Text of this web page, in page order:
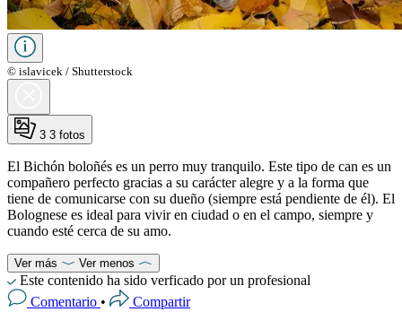
© islavicek / Shutterstock
3 3 fotos
El Bichón boloñés es un perro muy tranquilo. Este tipo de can es un
compañero perfecto gracias a su carácter alegre y a la forma que
tiene de comunicarse con su dueño (siempre está pendiente de él). El
Bolognese es ideal para vivir en ciudad o en el campo, siempre y
cuando esté cerca de su amo.
Ver más Ver menos
Este contenido ha sido verficado por un profesional
Comentario • Compartir